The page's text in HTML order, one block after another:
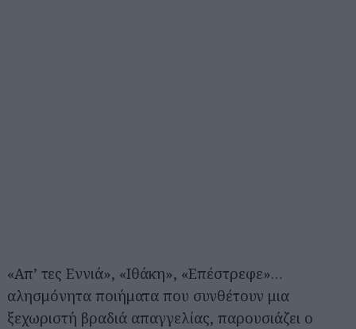
«Απ’ τες Eννιά», «Ιθάκη», «Επέστρεφε»…
αλησμόνητα ποιήματα που συνθέτουν μια
ξεχωριστή βραδιά απαγγελίας, παρουσιάζει ο